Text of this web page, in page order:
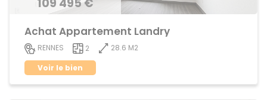
109 495 €
Achat Appartement Landry
RENNES 2
28.6 M2
Voir le bien